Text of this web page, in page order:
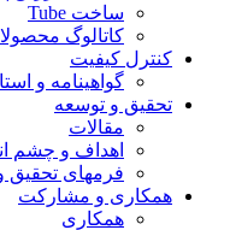
ساخت Tube
کاتالوگ محصولات
کیفیت
گواهينامه و استانداردها
و توسعه
مقالات
اهداف و چشم انداز
فرمهای تحقیق و توسعه
و مشارکت
همکاری